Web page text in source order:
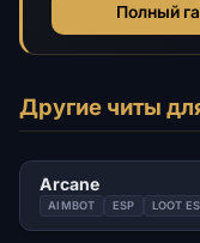
Полный
Другие читы
Arcane
AIMBOT ESP LOOT